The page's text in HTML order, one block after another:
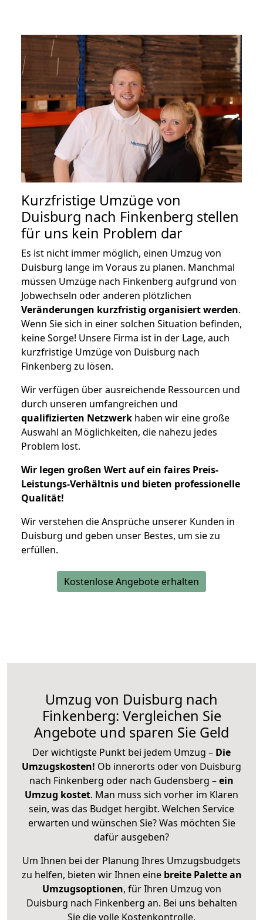
Kurzfristige Umzüge von
Duisburg nach Finkenberg stellen
für uns kein Problem dar
Es ist nicht immer möglich, einen Umzug von
Duisburg lange im Voraus zu planen. Manchmal
müssen Umzüge nach Finkenberg aufgrund von
Jobwechseln oder anderen plötzlichen
Veränderungen kurzfristig organisiert werden.
Wenn Sie sich in einer solchen Situation befinden,
keine Sorge! Unsere Firma ist in der Lage, auch
kurzfristige Umzüge von Duisburg nach
Finkenberg zu lösen.
Wir verfügen über ausreichende Ressourcen und
durch unseren umfangreichen und
qualifizierten Netzwerk haben wir eine große
Auswahl an Möglichkeiten, die nahezu jedes
Problem löst.
Wir legen großen Wert auf ein faires Preis-
Leistungs-Verhältnis und bieten professionelle
Qualität!
Wir verstehen die Ansprüche unserer Kunden in
Duisburg und geben unser Bestes, um sie zu
erfüllen.
Kostenlose Angebote erhalten
Umzug von Duisburg nach
Finkenberg: Vergleichen Sie
Angebote und sparen Sie Geld
Der wichtigste Punkt bei jedem Umzug – Die
Umzugskosten! Ob innerorts oder von Duisburg
nach Finkenberg oder nach Gudensberg –ein
Umzug kostet. Man muss sich vorher im Klaren
sein, was das Budget hergibt. Welchen Service
erwarten und wünschen Sie? Was möchten Sie
dafür ausgeben?
Um Ihnen bei der Planung Ihres Umzugsbudgets
zu helfen, bieten wir Ihnen eine breite Palette an
Umzugsoptionen, für Ihren Umzug von
Duisburg nach Finkenberg an. Bei uns behalten
Sie die volle Kostenkontrolle.